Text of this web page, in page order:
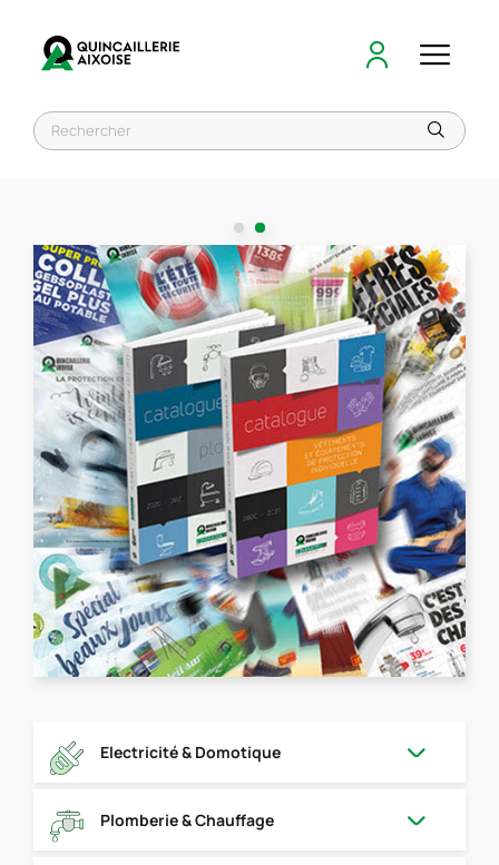
Electricité & Domotique
Plomberie & Chauffage